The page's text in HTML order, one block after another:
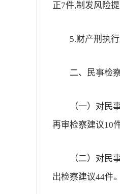
正7件,制发风险提
5.财产刑执行
二、民事检察
（一）对民事
再审检察建议10
（二）对民事
出检察建议44件。